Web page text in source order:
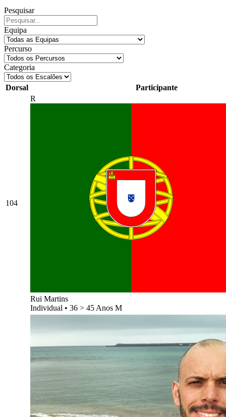
Pesquisar
Equipa
Percurso
Categoria
Dorsal Participante
104
R
Rui Martins
Individual • 36 > 45 Anos M